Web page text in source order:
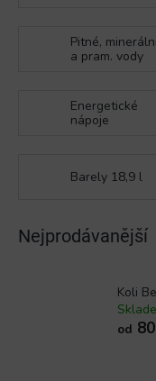
Pitné,
a pram. vody
Energetické
nápoje
Barely 18,9 l
Nejprodávanější
Koli
od